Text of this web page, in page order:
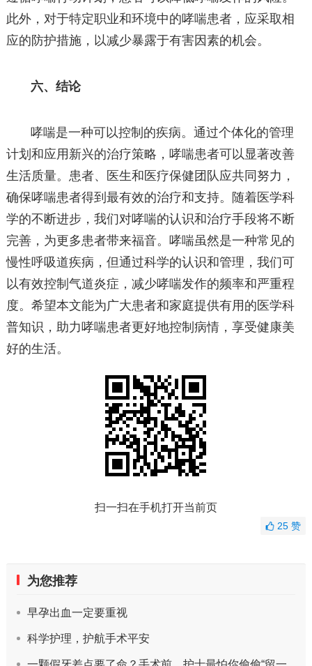
此外，对于特定职业和环境中的哮喘患者，应采取相
应的防护措施，以减少暴露于有害因素的机会。
六、结论
哮喘是一种可以控制的疾病。通过个体化的管理
计划和应用新兴的治疗策略，哮喘患者可以显著改善
生活质量。患者、医生和医疗保健团队应共同努力，
确保哮喘患者得到最有效的治疗和支持。随着医学科
学的不断进步，我们对哮喘的认识和治疗手段将不断
完善，为更多患者带来福音。哮喘虽然是一种常见的
慢性呼吸道疾病，但通过科学的认识和管理，我们可
以有效控制气道炎症，减少哮喘发作的频率和严重程
度。希望本文能为广大患者和家庭提供有用的医学科
普知识，助力哮喘患者更好地控制病情，享受健康美
好的生活。
扫一扫在手机打开当前页
25赞
为您推荐
早孕出血一定要重视
科学护理，护航手术平安